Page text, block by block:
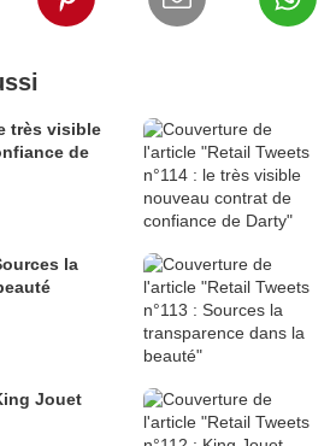
très visible
de
la
Jouet